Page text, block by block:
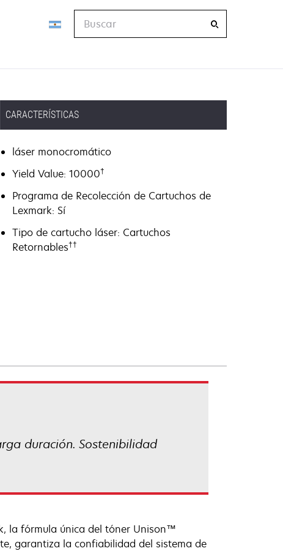
CARACTERÍSTICAS
láser monocromático
Yield Value: 10000†
Programa de Recolección de Cartuchos de
Lexmark: Sí
Tipo de cartucho láser: Cartuchos
Retornables††
duración. Sostenibilidad
la fórmula única del tóner Unison™
garantiza la confiabilidad del sistema de